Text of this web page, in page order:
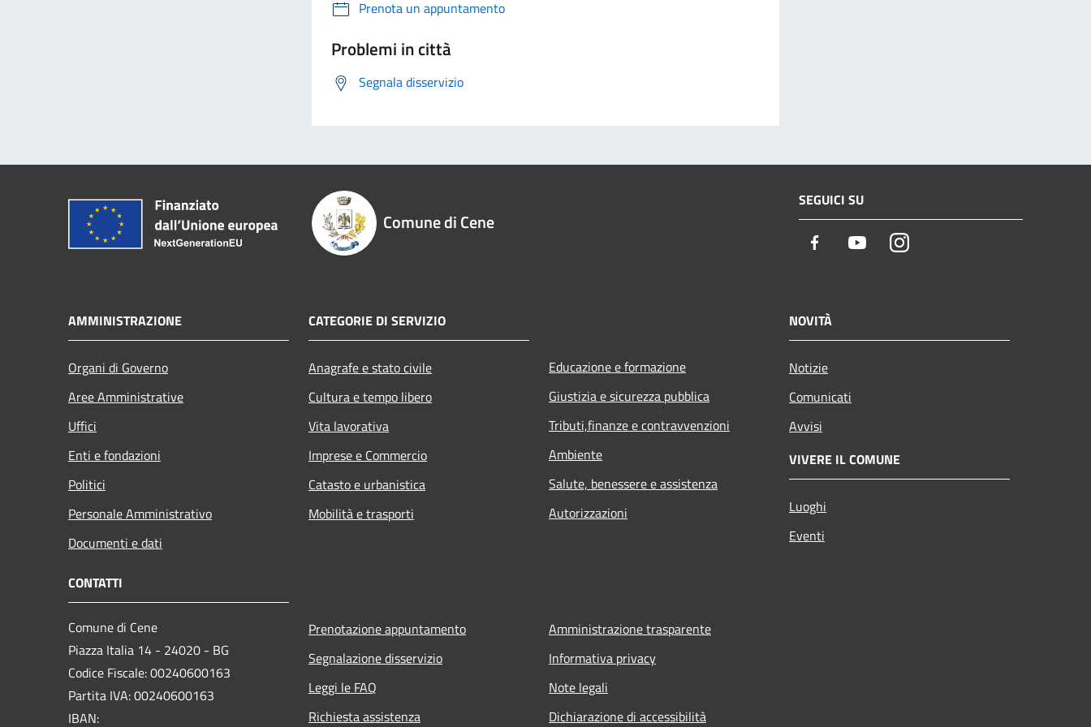
Prenota un appuntamento
Problemi in città
Segnala disservizio
Comune di Cene
SEGUICI SU
Facebook YoutubeInstagram
AMMINISTRAZIONE
Organi di Governo
Aree Amministrative
Uffici
Enti e fondazioni
Politici
Personale Amministrativo
Documenti e dati
CATEGORIE DI SERVIZIO
Anagrafe e stato civile
Cultura e tempo libero
Vita lavorativa
Imprese e Commercio
Catasto e urbanistica
Mobilità e trasporti
Educazione e formazione
Giustizia e sicurezza pubblica
Tributi,finanze e contravvenzioni
Ambiente
Salute, benessere e assistenza
Autorizzazioni
NOVITÀ
Notizie
Comunicati
Avvisi
VIVERE IL COMUNE
Luoghi
Eventi
CONTATTI
Comune di Cene
Piazza Italia 14 - 24020 - BG
Codice Fiscale: 00240600163
Partita IVA: 00240600163
IBAN:
Prenotazione appuntamento
Segnalazione disservizio
Leggi le FAQ
Richiesta assistenza
Amministrazione trasparente
Informativa privacy
Note legali
Dichiarazione di accessibilità